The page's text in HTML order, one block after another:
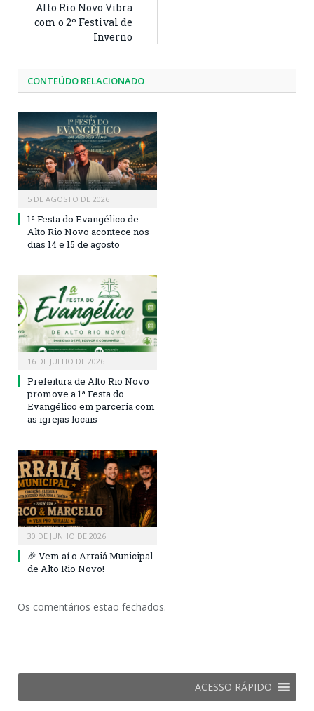
Alto Rio Novo Vibra
com o 2º Festival de
Inverno
CONTEÚDO RELACIONADO
5 DE AGOSTO DE 2026
1ª Festa do Evangélico de
Alto Rio Novo acontece nos
dias 14 e 15 de agosto
16 DE JULHO DE 2026
Prefeitura de Alto Rio Novo
promove a 1ª Festa do
Evangélico em parceria com
as igrejas locais
30 DE JUNHO DE 2026
🎉 Vem aí o Arraiá Municipal
de Alto Rio Novo!
Os comentários estão fechados.
ACESSO RÁPIDO